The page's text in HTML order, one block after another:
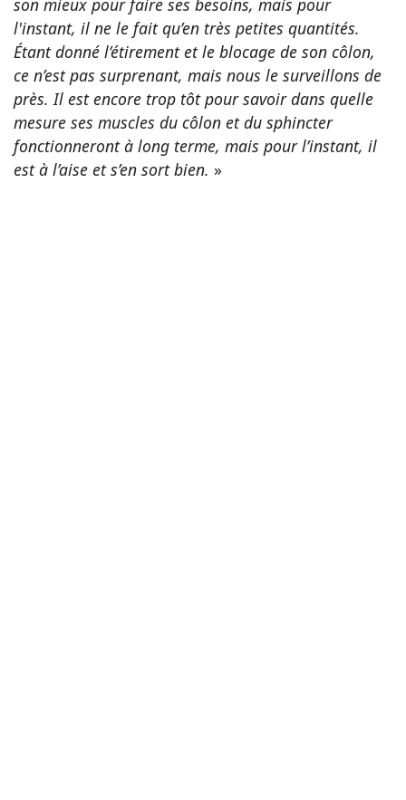
son mieux pour faire ses besoins, mais pour
l'instant, il ne le fait qu’en très petites quantités.
Étant donné l’étirement et le blocage de son côlon,
ce n’est pas surprenant, mais nous le surveillons de
près. Il est encore trop tôt pour savoir dans quelle
mesure ses muscles du côlon et du sphincter
fonctionneront à long terme, mais pour l’instant, il
est à l’aise et s’en sort bien. »